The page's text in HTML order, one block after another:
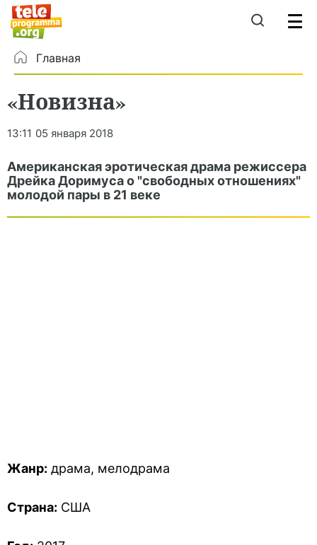
Главная
«Новизна»
13:11 05 января 2018
Американская эротическая драма режиссера
Дрейка Доримуса о "свободных отношениях"
молодой пары в 21 веке
Жанр: драма, мелодрама
Страна: США